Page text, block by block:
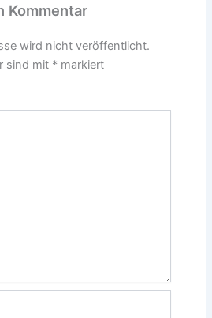
Kommentar
wird nicht veröffentlicht.
sind mit *markiert